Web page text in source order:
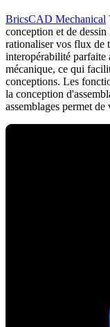
BricsCAD Mechanical
conception et de
rationaliser vos flux de
interopérabilité parfaite
mécanique, ce qui
conceptions. Les
la conception
assemblages permet